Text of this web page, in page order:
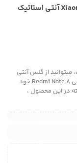
محافظ صفحه نمایش گوشی Xiaomi Redmi Note 8 آنتی استاتیک
از گلس آنتی
استاتیک اورجینال از برند میتوبل برای گوشی شیائومی Redmi Note 8 خود
در این محصول ،